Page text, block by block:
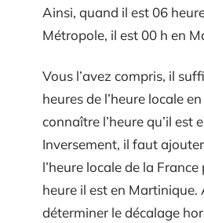
Ainsi, quand il est 06
Métropole, il est 00 h en
Vous l’avez compris, il
heures de l’heure locale
connaître l’heure qu’il est
Inversement, il faut
l’heure locale de la
heure il est en Martinique.
déterminer le décalage